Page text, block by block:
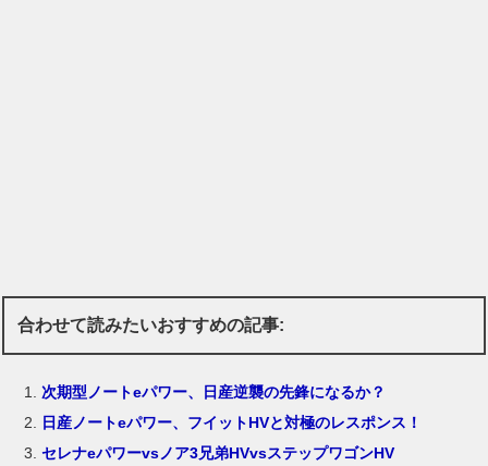
合わせて読みたいおすすめの記事:
次期型ノートeパワー、日産逆襲の先鋒になるか？
日産ノートeパワー、フイットHVと対極のレスポンス！
セレナeパワーvsノア3兄弟HVvsステップワゴンHV